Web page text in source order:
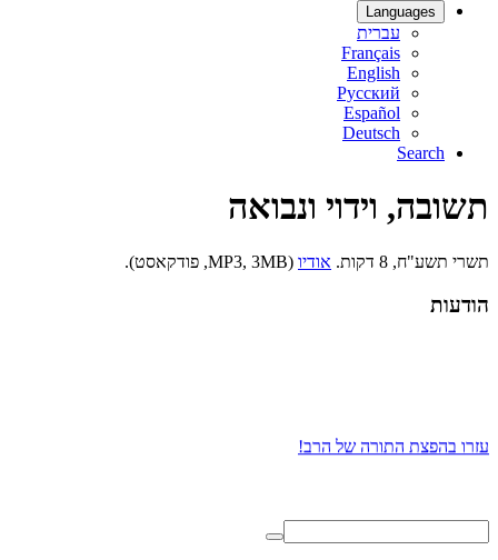
Languages
עברית
Français
English
Русский
Español
Deutsch
Search
תשובה, וידוי ונבואה
תשרי תשע"ח, 8 דקות. אודיו (MP3, 3MB, פודקאסט).
הודעות
עזרו בהפצת התורה של הרב!